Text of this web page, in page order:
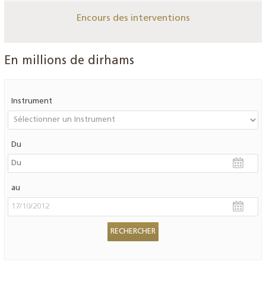
Encours des interventions
En millions de dirhams
Instrument
Du
au